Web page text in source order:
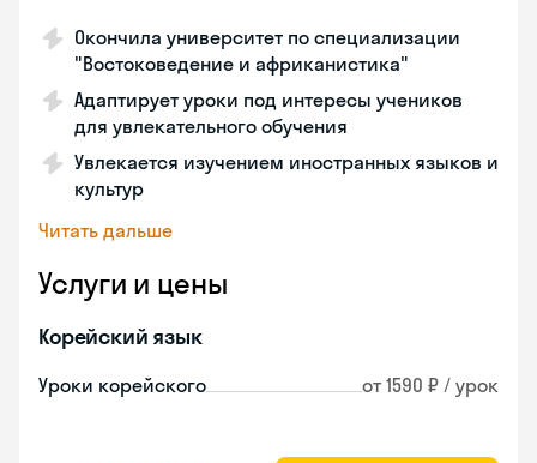
Окончила университет по специализации
"Востоковедение и африканистика"
Адаптирует уроки под интересы учеников
для увлекательного обучения
Увлекается изучением иностранных языков и
культур
Читать дальше
Услуги и цены
Корейский язык
Уроки корейского от 1590 ₽ / урок